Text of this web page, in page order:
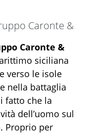
Caronte &
Caronte &
siciliana
verso le isole
nella battaglia
fatto che la
dell’uomo sul
Proprio per